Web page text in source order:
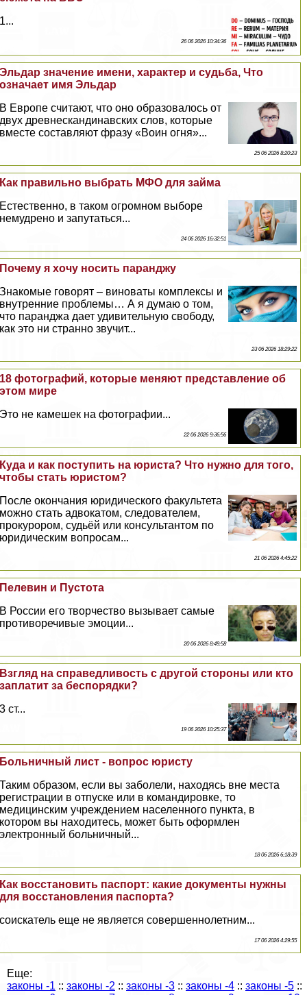
1...
26 06 2026 10:34:36
Эльдар значение имени, хаpaктер и судьба, Что
означает имя Эльдар
В Европе считают, что оно образовалось от
двух древнескандинавских слов, которые
вместе составляют фразу «Воин огня»...
25 06 2026 8:20:23
Как правильно выбрать МФО для займа
Естественно, в таком огромном выборе
немудрено и запутаться...
24 06 2026 16:32:51
Почему я хочу носить паранджу
Знакомые говорят – виноваты комплексы и
внутренние проблемы… А я думаю о том,
что паранджа дает удивительную свободу,
как это ни странно звучит...
23 06 2026 18:29:22
18 фотографий, которые меняют представление об
этом мире
Это не камешек на фотографии...
22 06 2026 9:36:56
Куда и как поступить на юриста? Что нужно для того,
чтобы стать юристом?
После окончания юридического факультета
можно стать адвокатом, следователем,
прокурором, судьёй или консультантом по
юридическим вопросам...
21 06 2026 4:45:22
Пелевин и Пустота
В России его творчество вызывает самые
противоречивые эмоции...
20 06 2026 8:49:58
Взгляд на справедливость с другой стороны или кто
заплатит за беспорядки?
3 ст...
19 06 2026 10:25:37
Больничный лист - вопрос юристу
Таким образом, если вы заболели, находясь вне места
регистрации в отпуске или в комaндировке, то
медицинским учреждением населенного пункта, в
котором вы находитесь, может быть оформлен
электронный больничный...
18 06 2026 6:18:39
Как восстановить паспорт: какие документы нужны
для восстановления паспорта?
соискатель еще не является совершеннолетним...
17 06 2026 4:29:55
Еще:
законы -1 :: законы -2 :: законы -3 :: законы -4 :: законы -5 ::